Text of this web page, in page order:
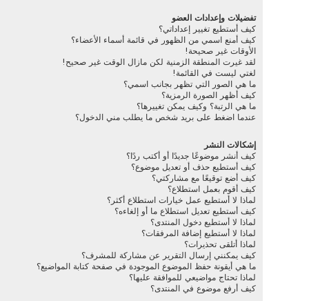
تفضيلات وإعدادات العضو
كيف أستطيع تغيير إعداداتي؟
كيف أمنع اسمي من الظهور في قائمة أسماء الأعضاء؟
الأوقات غير صحيحة!
لقد غيرت المنطقة الزمنية لكن مازال الوقت غير صحيح!
لغتي ليست في القائمة!
ما هي الصور التي تظهر بجانب اسمي؟
كيف أظهر الصورة الرمزية؟
ما هي الرتبة؟ وكيف يمكن تغييرها؟
عندما اضغط على بريد شخص ما يطلب مني الدخول؟
إشكالات النشر
كيف أنشر موضوعًا جديدًا أو أكتب ردًا؟
كيف أستطيع حذف أو تعديل موضوع؟
كيف أضع توقيعًا مع مشاركتي؟
كيف أقوم بعمل استطلاع؟
لماذا لا أستطيع عمل خيارات استطلاع أكثر؟
كيف أستطيع تعديل استطلاع ما أو إلغاءه؟
لماذا لا أستطيع دخول المنتدى؟
لماذا لا أستطيع إضافة المرفقات؟
لماذا أتلقى تحذيرات؟
كيف يمكنني إرسال التقرير عن مشاركة للمشرف؟
ما هي أيقونة حفظ الموضوع الموجودة في صفحة كتابة المواضيع؟
لماذا تحتاج مواضيعي للموافقة عليها؟
كيف أرفع موضوع في المنتدى؟